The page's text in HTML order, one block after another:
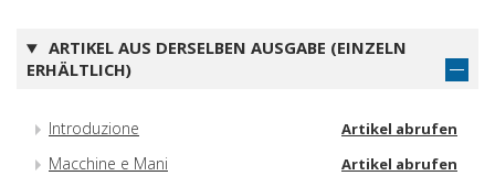
ARTIKEL AUS DERSELBEN AUSGABE (EINZELN
ERHÄLTLICH)
Introduzione Artikel abrufen
Macchine e Mani Artikel abrufen